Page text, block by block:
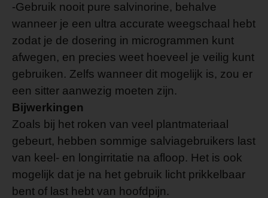
-Gebruik nooit pure salvinorine, behalve
wanneer je een ultra accurate weegschaal hebt
zodat je de dosering in microgrammen kunt
afwegen, en precies weet hoeveel je veilig kunt
gebruiken. Zelfs wanneer dit mogelijk is, zou er
een sitter aanwezig moeten zijn.
Bijwerkingen
Zoals bij het roken van veel plantmateriaal
gebeurt, hebben sommige salviagebruikers last
van keel- en longirritatie na afloop. Het is ook
mogelijk dat je na het gebruik licht prikkelbaar
bent of last hebt van hoofdpijn.